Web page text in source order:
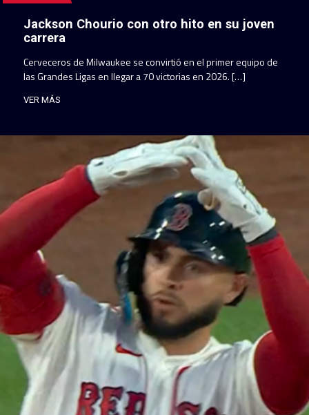
Jackson Chourio con otro hito en su joven
carrera
Cerveceros de Milwaukee se convirtió en el primer equipo de
las Grandes Ligas en llegar a 70 victorias en 2026. […]
VER MÁS